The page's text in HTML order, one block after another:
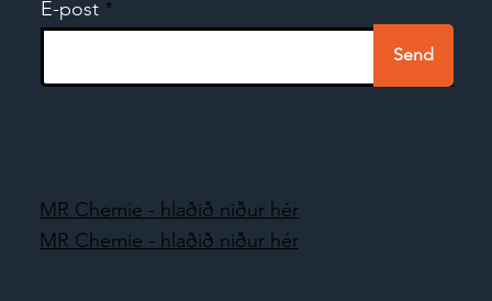
E-post
Send
MR Chemie - hlaðið niður hér
MR Chemie - hlaðið niður hér